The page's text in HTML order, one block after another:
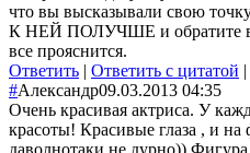
что вы высказывали свою
К НЕЙ ПОЛУЧШЕ и обратите
все прояснится.
Ответить | Ответить с цитатой |
#Александр09.03.2013 04:35
Очень красивая актриса. У
красоты! Красивые глаза , и
даволнотаки не дурно))